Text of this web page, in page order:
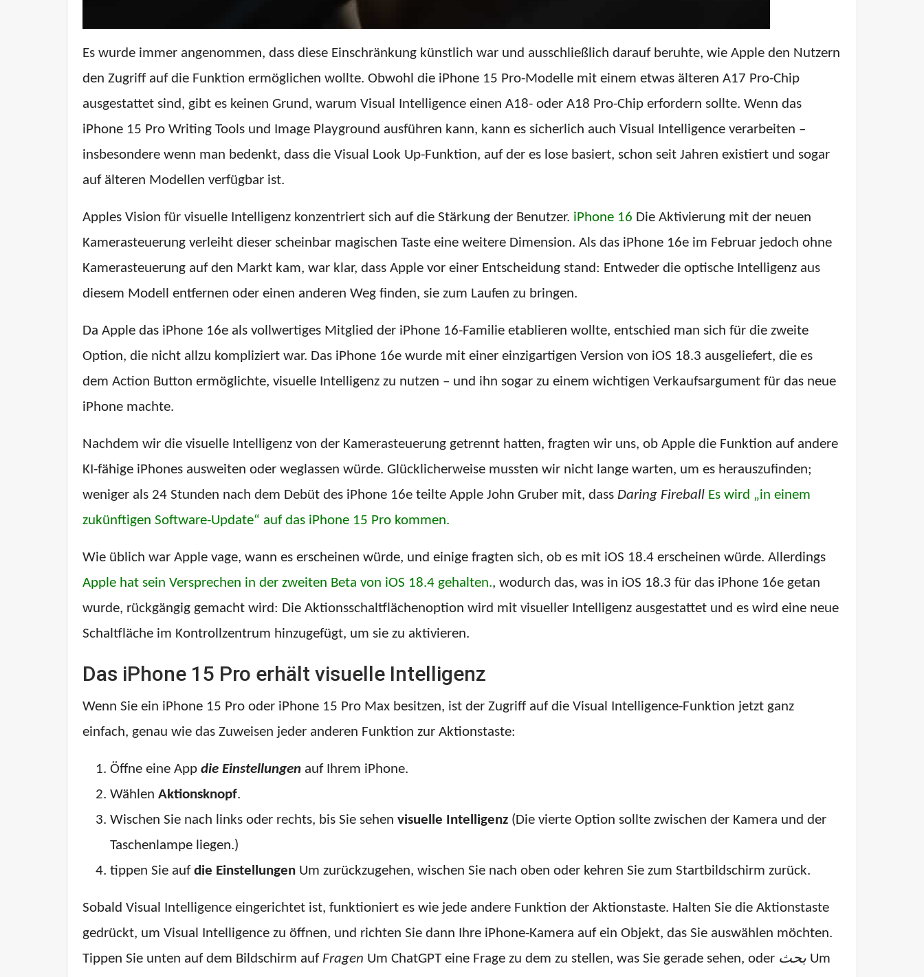
Es wurde immer angenommen, dass diese Einschränkung künstlich war und ausschließlich darauf beruhte, wie Apple den Nutzern
den Zugriff auf die Funktion ermöglichen wollte. Obwohl die iPhone 15 Pro-Modelle mit einem etwas älteren A17 Pro-Chip
ausgestattet sind, gibt es keinen Grund, warum Visual Intelligence einen A18- oder A18 Pro-Chip erfordern sollte. Wenn das
iPhone 15 Pro Writing Tools und Image Playground ausführen kann, kann es sicherlich auch Visual Intelligence verarbeiten –
insbesondere wenn man bedenkt, dass die Visual Look Up-Funktion, auf der es lose basiert, schon seit Jahren existiert und sogar
auf älteren Modellen verfügbar ist.
Apples Vision für visuelle Intelligenz konzentriert sich auf die Stärkung der Benutzer. iPhone 16 Die Aktivierung mit der neuen
Kamerasteuerung verleiht dieser scheinbar magischen Taste eine weitere Dimension. Als das iPhone 16e im Februar jedoch ohne
Kamerasteuerung auf den Markt kam, war klar, dass Apple vor einer Entscheidung stand: Entweder die optische Intelligenz aus
diesem Modell entfernen oder einen anderen Weg finden, sie zum Laufen zu bringen.
Da Apple das iPhone 16e als vollwertiges Mitglied der iPhone 16-Familie etablieren wollte, entschied man sich für die zweite
Option, die nicht allzu kompliziert war. Das iPhone 16e wurde mit einer einzigartigen Version von iOS 18.3 ausgeliefert, die es
dem Action Button ermöglichte, visuelle Intelligenz zu nutzen – und ihn sogar zu einem wichtigen Verkaufsargument für das neue
iPhone machte.
Nachdem wir die visuelle Intelligenz von der Kamerasteuerung getrennt hatten, fragten wir uns, ob Apple die Funktion auf andere
KI-fähige iPhones ausweiten oder weglassen würde. Glücklicherweise mussten wir nicht lange warten, um es herauszufinden;
weniger als 24 Stunden nach dem Debüt des iPhone 16e teilte Apple John Gruber mit, dass Daring Fireball Es wird „in einem
zukünftigen Software-Update“ auf das iPhone 15 Pro kommen.
Wie üblich war Apple vage, wann es erscheinen würde, und einige fragten sich, ob es mit iOS 18.4 erscheinen würde. Allerdings
Apple hat sein Versprechen in der zweiten Beta von iOS 18.4 gehalten., wodurch das, was in iOS 18.3 für das iPhone 16e getan
wurde, rückgängig gemacht wird: Die Aktionsschaltflächenoption wird mit visueller Intelligenz ausgestattet und es wird eine neue
Schaltfläche im Kontrollzentrum hinzugefügt, um sie zu aktivieren.
Das iPhone 15 Pro erhält visuelle Intelligenz
Wenn Sie ein iPhone 15 Pro oder iPhone 15 Pro Max besitzen, ist der Zugriff auf die Visual Intelligence-Funktion jetzt ganz
einfach, genau wie das Zuweisen jeder anderen Funktion zur Aktionstaste:
Öffne eine App die Einstellungen auf Ihrem iPhone.
Wählen Aktionsknopf.
Wischen Sie nach links oder rechts, bis Sie sehen visuelle Intelligenz (Die vierte Option sollte zwischen der Kamera und der
Taschenlampe liegen.)
tippen Sie aufdie Einstellungen Um zurückzugehen, wischen Sie nach oben oder kehren Sie zum Startbildschirm zurück.
Sobald Visual Intelligence eingerichtet ist, funktioniert es wie jede andere Funktion der Aktionstaste. Halten Sie die Aktionstaste
gedrückt, um Visual Intelligence zu öffnen, und richten Sie dann Ihre iPhone-Kamera auf ein Objekt, das Sie auswählen möchten.
Tippen Sie unten auf dem Bildschirm auf Fragen Um ChatGPT eine Frage zu dem zu stellen, was Sie gerade sehen, oder بحث Um